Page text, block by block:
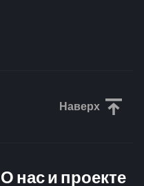
Наверх
О нас и проекте